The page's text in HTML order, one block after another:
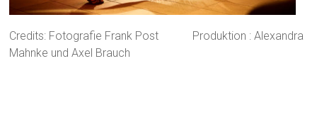
Credits: Fotografie Frank Post Produktion : Alexandra
Mahnke und Axel Brauch